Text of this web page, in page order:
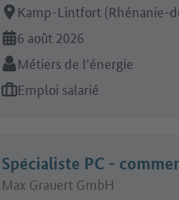
Lieu de travail:
Kamp-Lintfort (Rhénanie-
En ligne depuis:
6 août 2026
Secteur:
Métiers de l'énergie
Type d'offre d'emploi:
Emploi salarié
Spécialiste PC -
Max Grauert GmbH